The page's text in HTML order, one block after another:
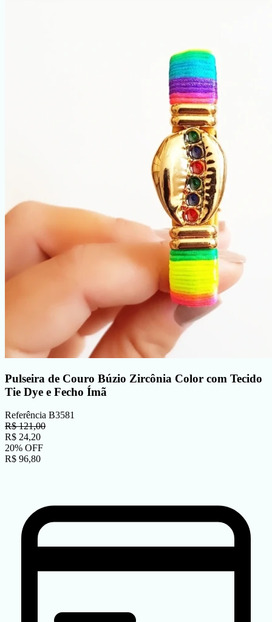
Pulseira de Couro Búzio Zircônia Color com Tecido
Tie Dye e Fecho Ímã
Referência B3581
R$121,00
R$ 24,20
20% OFF
R$ 96,80